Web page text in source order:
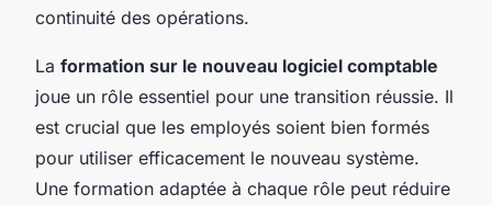
continuité des opérations.
La formation sur le nouveau logiciel comptable
joue un rôle essentiel pour une transition réussie. Il
est crucial que les employés soient bien formés
pour utiliser efficacement le nouveau système.
Une formation adaptée à chaque rôle peut réduire